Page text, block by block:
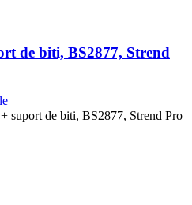
de biti, BS2877, Strend
suport de biti, BS2877, Strend Pro